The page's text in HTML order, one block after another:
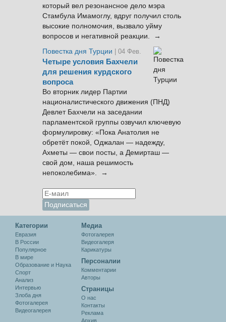
который вел резонансное дело мэра
Стамбула Имамоглу, вдруг получил столь
высокие полномочия, вызвало уйму
вопросов и негативной реакции. →
Повестка дня Турции
| 04 Фев.
Четыре условия Бахчели
для решения курдского
вопроса
Во вторник лидер Партии
националистического движения (ПНД)
Девлет Бахчели на заседании
парламентской группы озвучил ключевую
формулировку: «Пока Анатолия не
обретёт покой, Оджалан — надежду,
Ахметы — свои посты, а Демирташ —
свой дом, наша решимость
непоколебима». →
Категории
Евразия
В России
Популярное
В мире
Образование и Наука
Спорт
Анализ
Интервью
Злоба дня
Фотогалерея
Видеогалерея
Медиа
Фотогалерея
Видеогалеря
Карикатуры
Персоналии
Комментарии
Авторы
Cтраницы
О нас
Контакты
Реклама
Архив